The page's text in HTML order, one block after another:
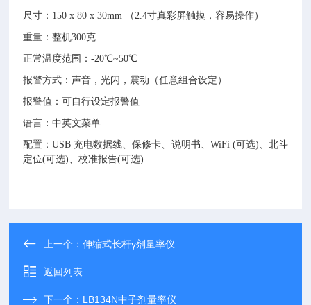
尺寸： 150 x 80 x 30mm （2.4寸真彩屏触摸，容易操作）
重量：整机300克
正常温度范围：-20℃~50℃
报警方式：声音，光闪，震动（任意组合设定）
报警值：可自行设定报警值
语言：中英文菜单
配置：USB 充电数据线、保修卡、说明书、 WiFi(可选)、 北斗
定位(可选)、校准报告(可选)
上一个：伸缩式长杆γ剂量率仪
返回列表
下一个： LB134N中子剂量率仪